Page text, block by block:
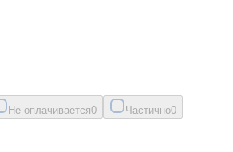
Не оплачивается0 Частично0